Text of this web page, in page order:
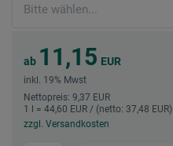
ab 11,15 EUR
inkl. 19% Mwst
Nettopreis: 9,37 EUR
1 l = 44,60 EUR / (netto: 37,48 EUR)
zzgl. Versandkosten